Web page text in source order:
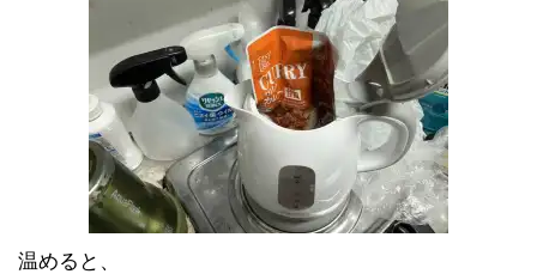
温めると、